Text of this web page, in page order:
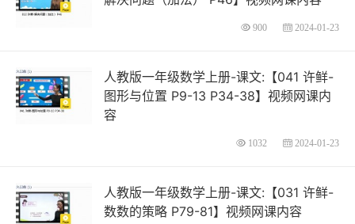
900 2024-01-23
人教版一年级数学上册-课文:【041 许鲜-
图形与位置 P9-13 P34-38】视频网课内
容
1032 2024-01-23
人教版一年级数学上册-课文:【031 许鲜-
数数的策略 P79-81】视频网课内容